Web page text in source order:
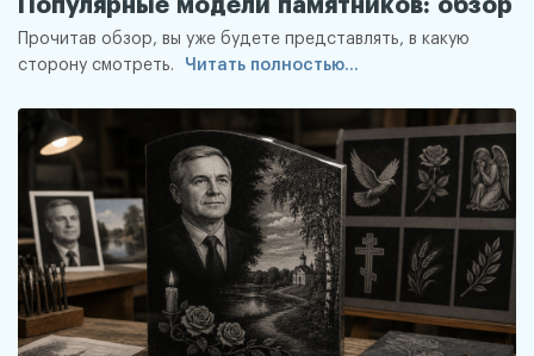
Популярные модели памятников: обзор
Прочитав обзор, вы уже будете представлять, в какую
сторону смотреть.
Читать полностью...